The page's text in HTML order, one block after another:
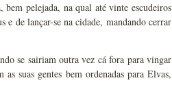
pelejada, na qual até vinte escudeiros
de lançar-se na cidade, mandando cerrar
se sairiam outra vez cá fora para vingar
suas gentes bem ordenadas para Elvas,